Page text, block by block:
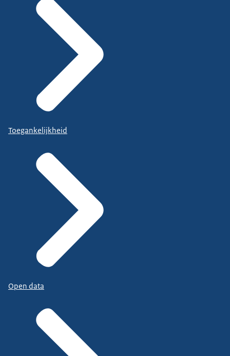
Toegankelijkheid
Open data